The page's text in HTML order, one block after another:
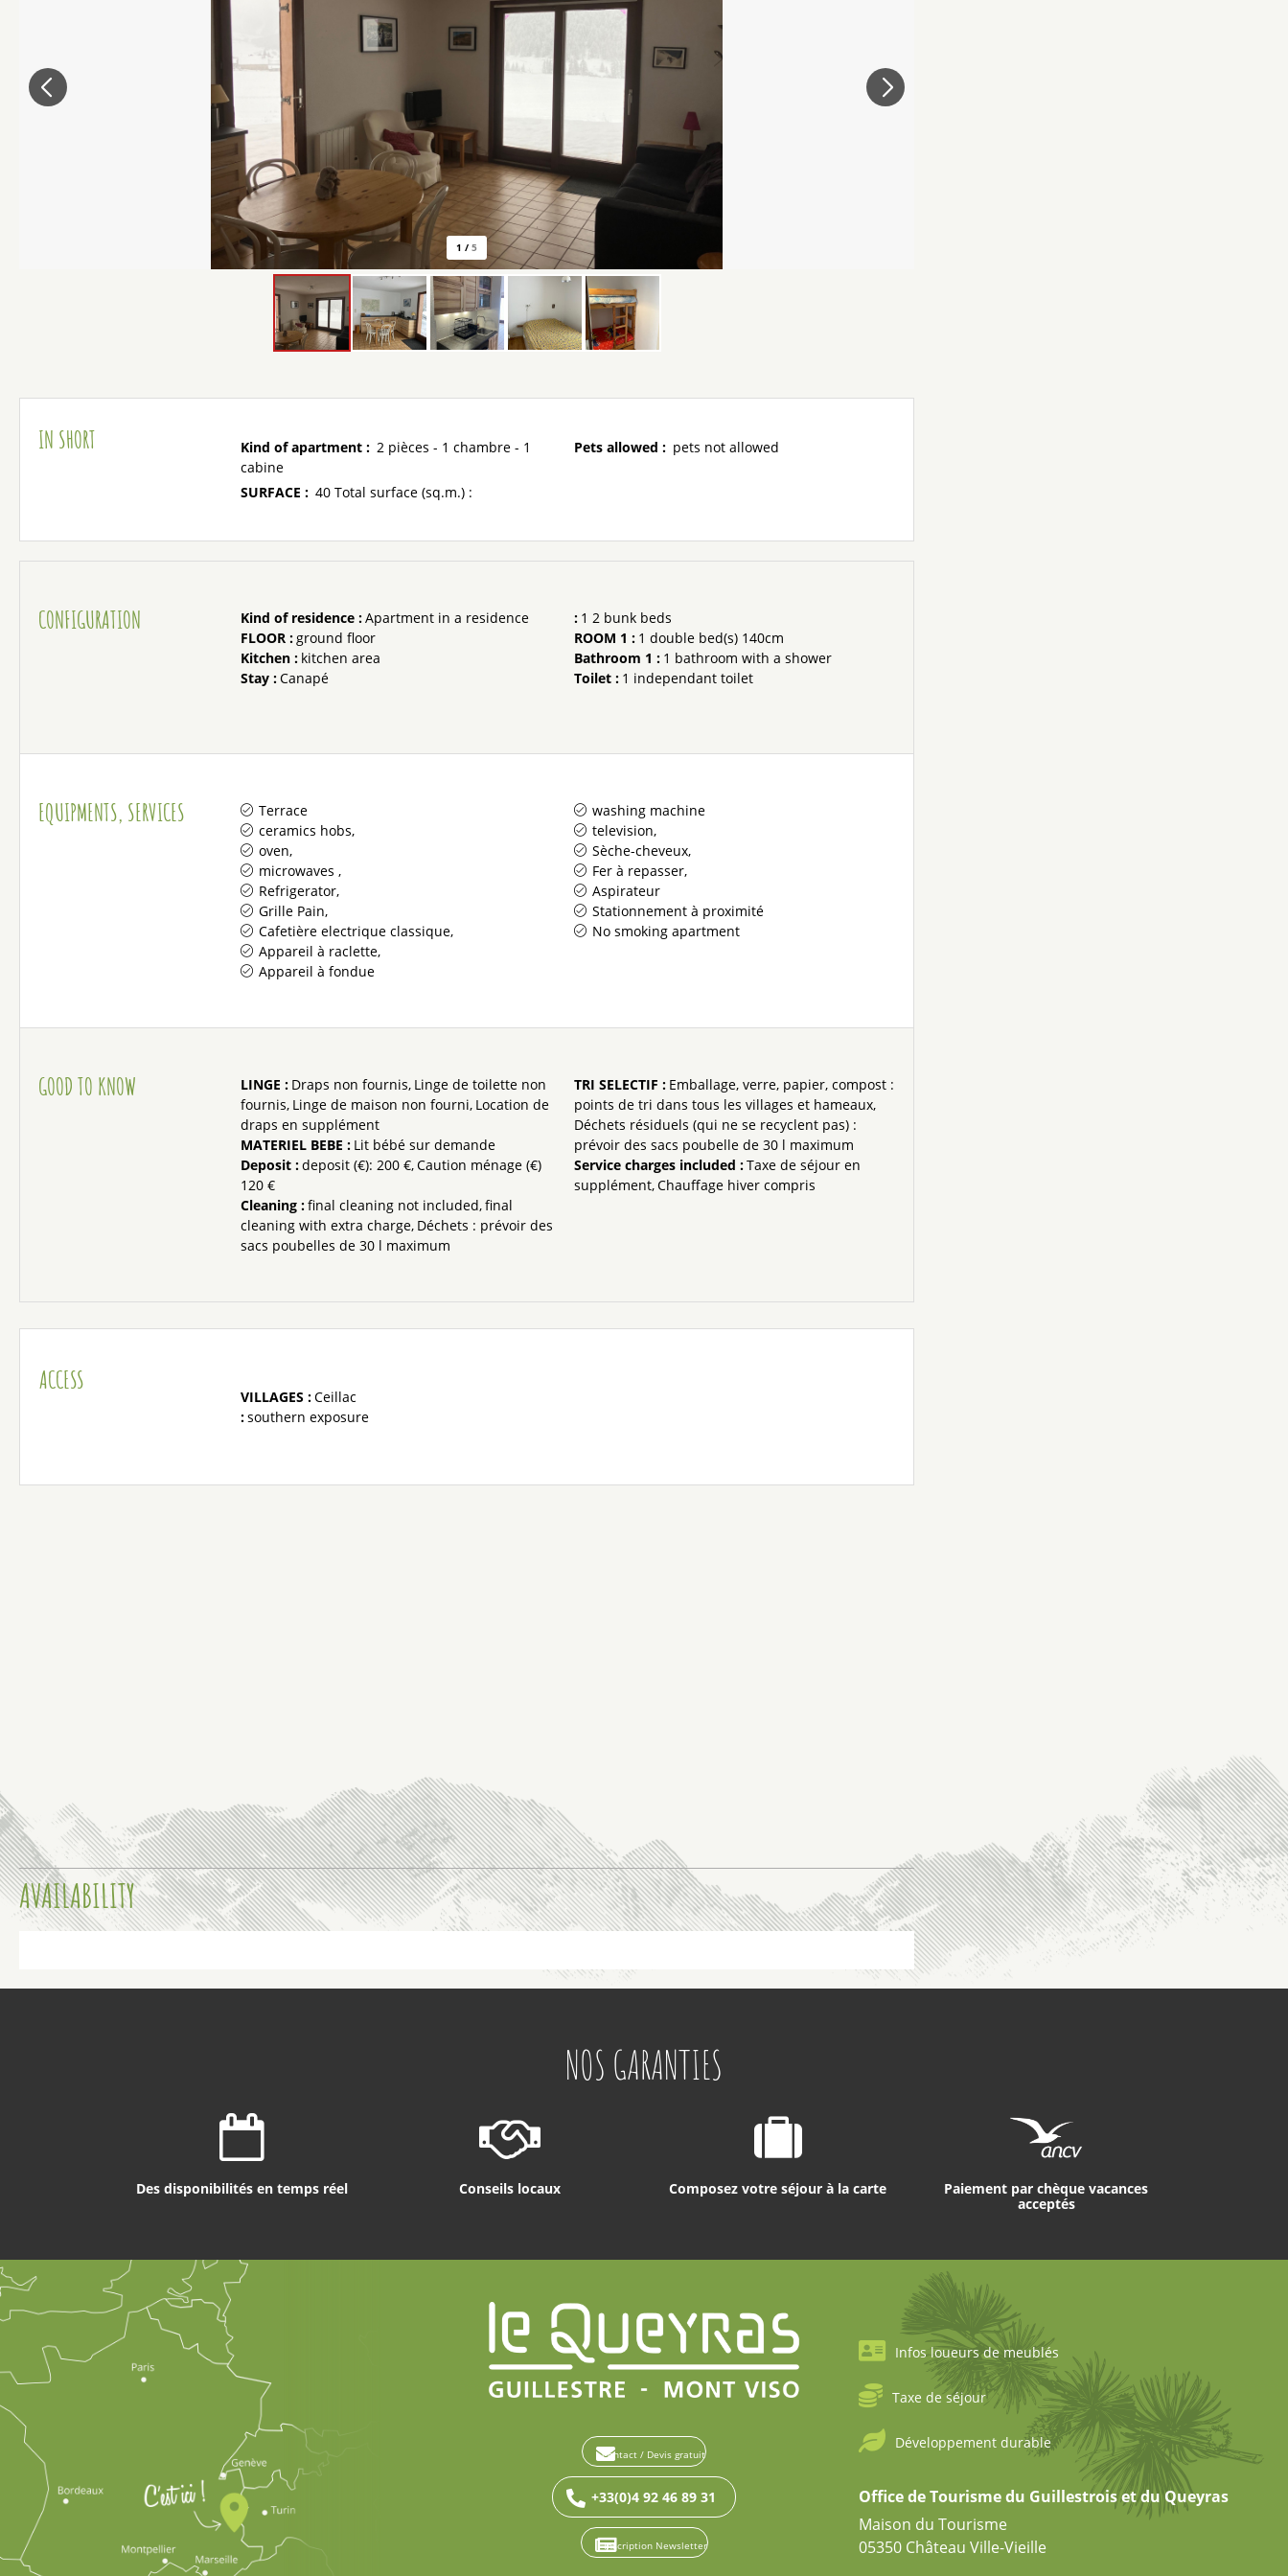
1 / 5
IN SHORT Kind of apartment : 2 pièces - 1 chambre - 1
cabine
SURFACE : 40 Total surface (sq.m.) :
Pets allowed : pets not allowed
CONFIGURATION Kind of residence :Apartment in a residence
FLOOR :ground floor
Kitchen : kitchen area
Stay :Canapé
: 1 2 bunk beds
ROOM 1 : 1 double bed(s) 140cm
Bathroom 1 : 1 bathroom with a shower
Toilet : 1 independant toilet
EQUIPMENTS, SERVICES
Terrace
ceramics hobs
oven
microwaves
Refrigerator
Grille Pain
Cafetière electrique classique
Appareil à raclette
Appareil à fondue
washing machine
television
Sèche-cheveux
Fer à repasser
Aspirateur
Stationnement à proximité
No smoking apartment
GOOD TO KNOW LINGE : Draps non fournis Linge de toilette non
fournis Linge de maison non fourni Location de
draps en supplément
MATERIEL BEBE : Lit bébé sur demande
Deposit :deposit (€): 200 € Caution ménage (€)
120 €
Cleaning :final cleaning not included final
cleaning with extra charge Déchets : prévoir des
sacs poubelles de 30 l maximum
TRI SELECTIF : Emballage, verre, papier, compost :
points de tri dans tous les villages et hameaux
Déchets résiduels (qui ne se recyclent pas) :
prévoir des sacs poubelle de 30 l maximum
Service charges included :Taxe de séjour en
supplément Chauffage hiver compris
ACCESS
VILLAGES :Ceillac
:southern exposure
AVAILABILITY
NOS GARANTIES
Des disponibilités en temps réel Conseils locaux Composez votre séjour à la carte
Paiement par chèque vacances
acceptés
Contact / Devis gratuit
+33(0)4 92 46 89 31
Inscription Newsletter
Infos loueurs de meublés
Taxe de séjour
Développement durable
Office de Tourisme du Guillestrois et du Queyras
Maison du Tourisme
05350 Château Ville-Vieille